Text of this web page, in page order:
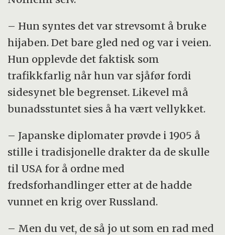
– Hun syntes det var strevsomt å bruke
hijaben. Det bare gled ned og var i veien.
Hun opplevde det faktisk som
trafikkfarlig når hun var sjåfør fordi
sidesynet ble begrenset. Likevel må
bunadsstuntet sies å ha vært vellykket.
– Japanske diplomater prøvde i 1905 å
stille i tradisjonelle drakter da de skulle
til USA for å ordne med
fredsforhandlinger etter at de hadde
vunnet en krig over Russland.
– Men du vet, de så jo ut som en rad med